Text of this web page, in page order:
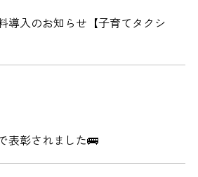
導入のお知らせ【子育てタクシ
表彰されました🚌